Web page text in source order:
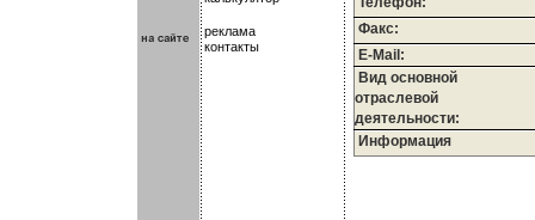
реклама
контакты
Факс:
E-Mail:
Вид основной
отраслевой
деятельности:
Информация